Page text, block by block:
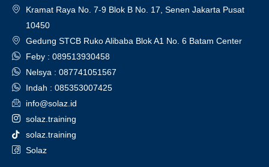
Kramat Raya No. 7-9 Blok B No. 17, Senen Jakarta Pusat
10450
Gedung STCB Ruko Alibaba Blok A1 No. 6 Batam Center
Feby : 089513930458
Nelsya : 087741051567
Indah : 085353007425
info@solaz.id
solaz.training
solaz.training
Solaz